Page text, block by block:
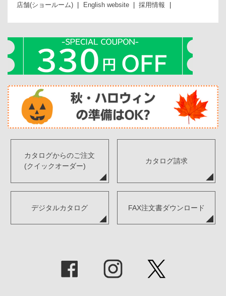
店舗(ショールーム) English website 採用情報
カタログからのご注文
(クイックオーダー)
カタログ請求
デジタルカタログ FAX注文書ダウンロード